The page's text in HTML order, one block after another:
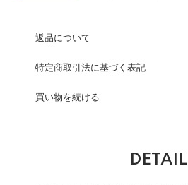
返品について
特定商取引法に基づく表記
買い物を続ける
DETAIL